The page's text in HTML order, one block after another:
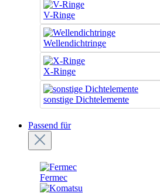
V-Ringe
Wellendichtringe
X-Ringe
sonstige Dichtelemente
Passend für
Fermec